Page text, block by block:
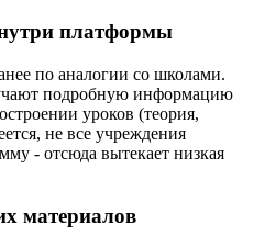
платформы
по аналогии со школами.
подробную информацию
уроков (теория,
не все учреждения
- отсюда вытекает низкая
материалов